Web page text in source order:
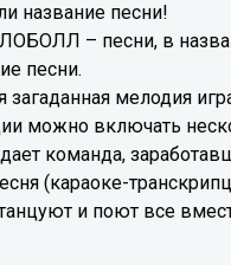
название песни!
– песни, в
песни.
загаданная мелодия
можно включать
команда,
(караоке-
и поют все